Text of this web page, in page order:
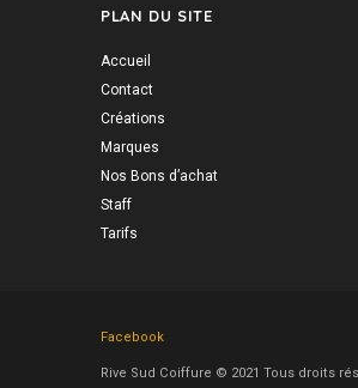
PLAN DU SITE
Accueil
Contact
Créations
Marques
Nos Bons d’achat
Staff
Tarifs
Facebook
Rive Sud Coiffure © 2021 Tous droits